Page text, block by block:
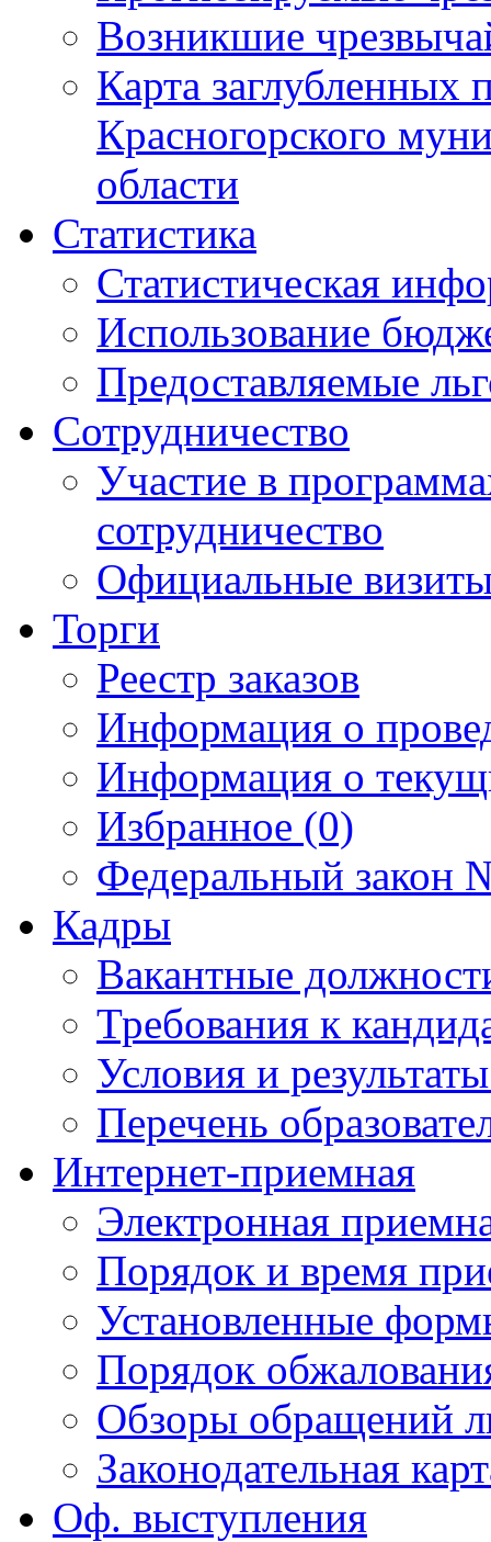
Возникшие
Карта
Красногорского
области
Статистика
Статистическая
Использование
Предоставляемые
Сотрудничество
Участие в
сотрудничество
Официальные
Торги
Реестр заказов
Информация о
Информация о
Избранное (0)
Федеральный закон
Кадры
Вакантные
Требования к
Условия и
Перечень
Интернет-приемная
Электронная
Порядок и время
Установленные
Порядок
Обзоры обращений
Законодательная
Оф. выступления